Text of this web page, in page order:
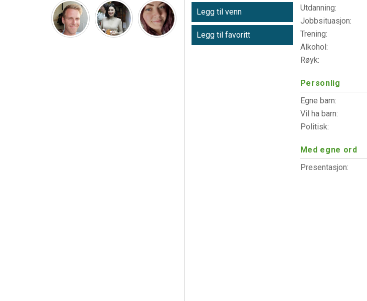
Legg til venn
Legg til favoritt
Utdanning:
Jobbsituasjon:
Trening:
Alkohol:
Røyk:
Personlig
Egne barn:
Vil ha barn:
Politisk:
Med egne ord
Presentasjon: